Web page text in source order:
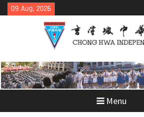
Skip
to
09 Aug, 2026
Menu